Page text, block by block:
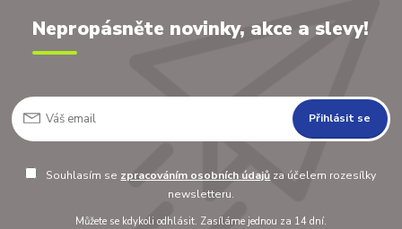
Nepropásněte novinky, akce a slevy!
Přihlásit se
Souhlasím se zpracováním osobních údajů za účelem rozesílky
newsletteru.
Můžete se kdykoli odhlásit. Zasíláme jednou za 14 dní.